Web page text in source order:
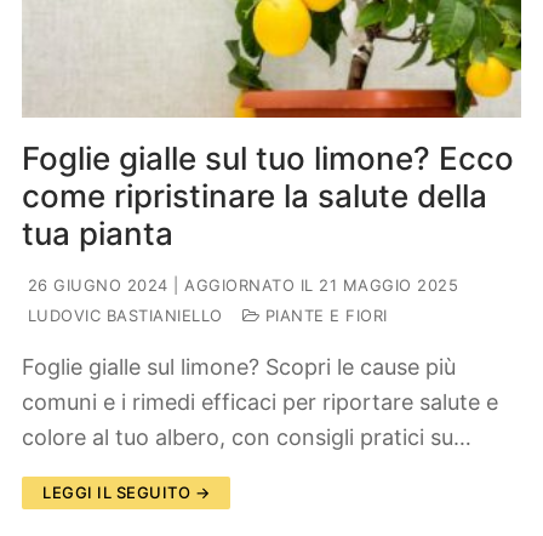
Foglie gialle sul tuo limone? Ecco
come ripristinare la salute della
tua pianta
26 GIUGNO 2024 | AGGIORNATO IL 21 MAGGIO 2025
LUDOVIC BASTIANIELLO
PIANTE E FIORI
Foglie gialle sul limone? Scopri le cause più
comuni e i rimedi efficaci per riportare salute e
colore al tuo albero, con consigli pratici su…
LEGGI IL SEGUITO →